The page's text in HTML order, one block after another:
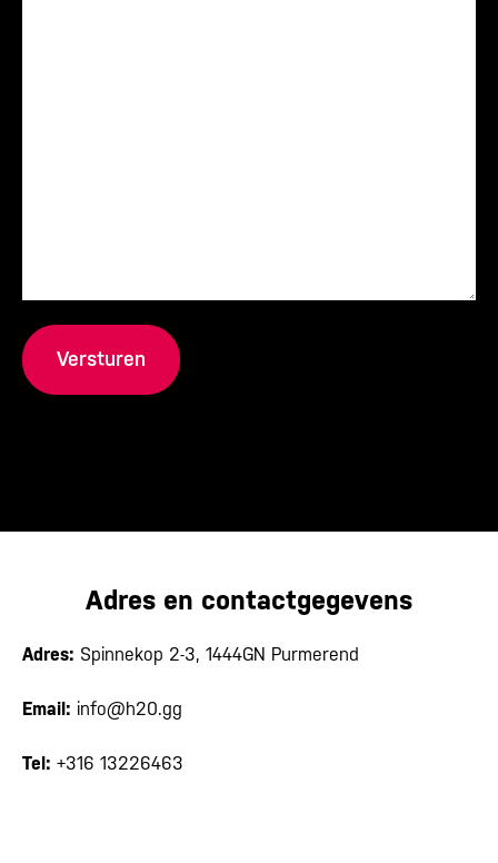
Adres en contactgegevens
Adres: Spinnekop 2-3, 1444GN Purmerend
Email: info@h20.gg
Tel: +316 13226463